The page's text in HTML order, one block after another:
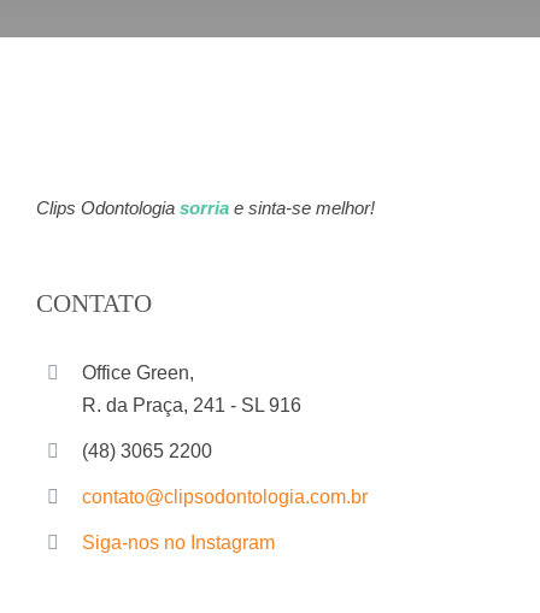
Clips Odontologia sorria e sinta-se melhor!
CONTATO
Office Green,
R. da Praça, 241 - SL 916
(48) 3065 2200
contato@clipsodontologia.com.br
Siga-nos no Instagram